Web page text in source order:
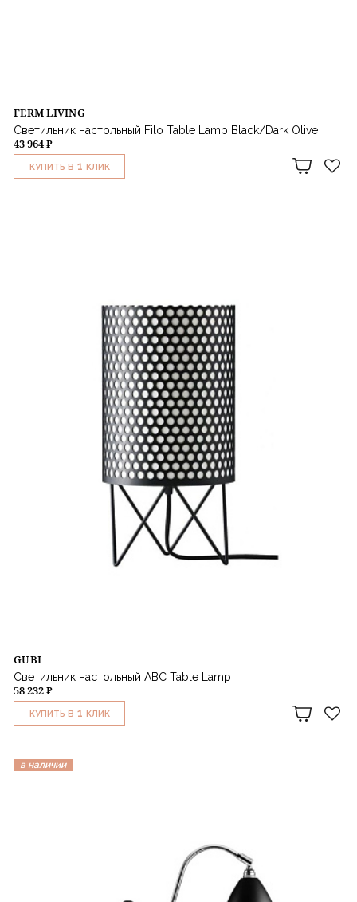
FERM LIVING
Светильник настольный Filo Table Lamp Black/Dark Olive
43 964 ₽
КУПИТЬ В 1 КЛИК
GUBI
Светильник настольный ABC Table Lamp
58 232 ₽
КУПИТЬ В 1 КЛИК
в наличии